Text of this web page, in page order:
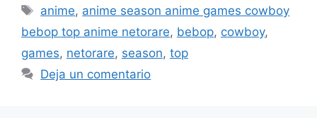
Etiquetas
anime, anime season anime games cowboy
bebop top anime netorare, bebop, cowboy,
games, netorare, season, top
Deja un comentario